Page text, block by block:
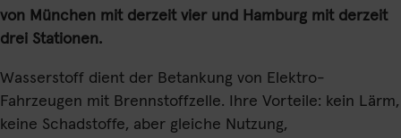
von München mit derzeit vier und Hamburg mit derzeit
drei Stationen.
Wasserstoff dient der Betankung von Elektro-
Fahrzeugen mit Brennstoffzelle. Ihre Vorteile: kein Lärm,
keine Schadstoffe, aber gleiche Nutzung,